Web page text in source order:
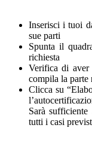
Inserisci i tuoi
sue parti
Spunta il
richiesta
Verifica di aver
compila la parte
Clicca su
Sarà
tutti i casi